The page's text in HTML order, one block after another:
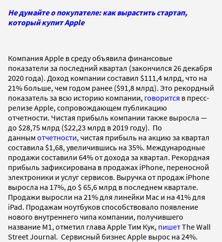
Не думайте о покупателе: как вырастить стартап,
который купит Apple
Компания Apple в среду объявила финансовые
показатели за последний квартал (закончился 26 декабря
2020 года). Доход компании составил $111,4 млрд, что на
21% больше, чем годом ранее ($91,8 млрд). Это рекордный
показатель за всю историю компании, говорится в пресс-
релизе Apple, сопровождающем публикацию
отчетности. Чистая прибыль компании также выросла —
до $28,75 млрд ($22,23 млрд в 2019 году). По
данным отчетности, чистая прибыль на акцию за квартал
составила $1,68, увеличившись на 35%. Международные
продажи составили 64% от дохода за квартал. Рекордная
прибыль зафиксирована в продажах iPhone, переносной
электроники и услуг сервисов. Выручка от продаж iPhone
выросла на 17%, до $ 65,6 млрд в последнем квартале.
Продажи выросли на 21% для линейки Mac и на 41% для
iPad. Продажам ноутбуков способствовало появление
нового внутреннего чипа компании, получившего
название M1, отметил глава Apple Тим Кук, пишетThe Wall
Street Journal. Cервисный бизнес Apple вырос на 24%.